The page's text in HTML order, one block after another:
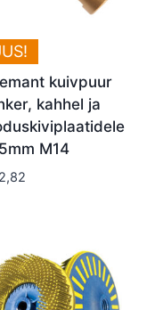
kuivpuur
kahhel ja
M14